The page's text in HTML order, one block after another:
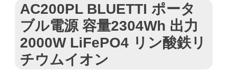
AC200PL BLUETTI ポータ
ブル電源 容量2304Wh 出力
2000W LiFePO4 リン酸鉄リ
チウムイオン